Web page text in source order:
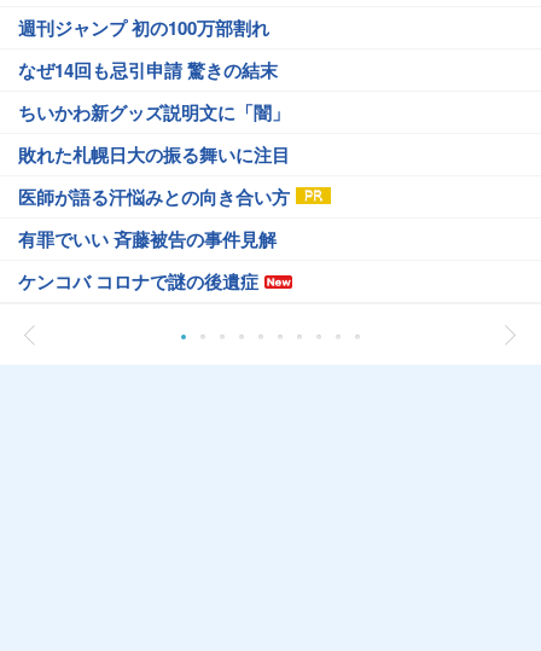
週刊ジャンプ 初の100万部割れ
なぜ14回も忌引申請 驚きの結末
ちいかわ新グッズ説明文に「闇」
敗れた札幌日大の振る舞いに注目
医師が語る汗悩みとの向き合い方
有罪でいい 斉藤被告の事件見解
ケンコバ コロナで謎の後遺症